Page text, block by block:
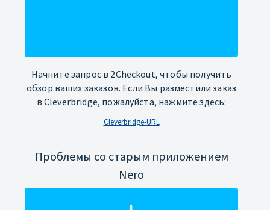
Начните запрос в 2Checkout, чтобы получить
обзор ваших заказов. Если Вы разместили заказ
в Cleverbridge, пожалуйста, нажмите здесь:
Cleverbridge-URL
Проблемы со старым приложением
Nero